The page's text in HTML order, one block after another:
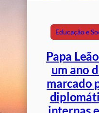
Educação e
Papa
um ano
marcado
internas